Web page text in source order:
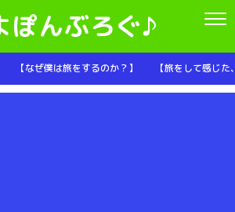
ぽんぶろぐ♪
【なぜ僕は旅をするのか？】 【旅をして感じ